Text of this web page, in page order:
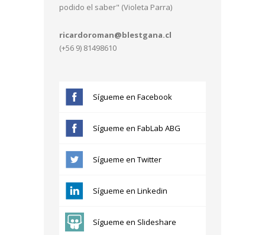
podido el saber" (Violeta Parra)
ricardoroman@blestgana.cl
(+56 9) 81498610
Sígueme en Facebook
Sígueme en FabLab ABG
Sígueme en Twitter
Sígueme en Linkedin
Sígueme en Slideshare